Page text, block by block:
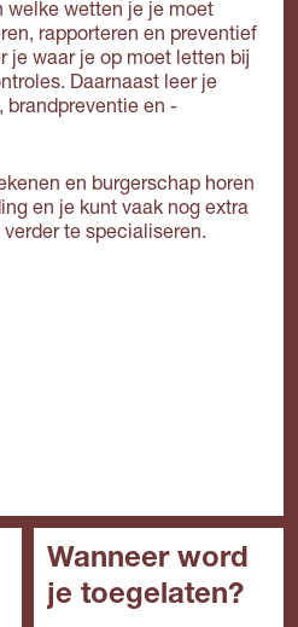
welke wetten je je moet
rapporteren en preventief
je waar je op moet letten bij
Daarnaast leer je
brandpreventie en -
en burgerschap horen
en je kunt vaak nog extra
te specialiseren.
Wanneer word
je toegelaten?